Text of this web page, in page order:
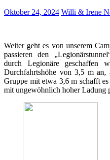
Oktober 24, 2024 Willi & Irene
Weiter geht es von unserem
passieren den
durch Legionäre geschaffen
Durchfahrtshöhe von 3,5 m
Gruppe mit etwa 3,6 m schafft
mit ungewöhnlich hoher Ladung